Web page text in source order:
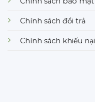
Chính sách đổi trả
Chính sách khiếu nại